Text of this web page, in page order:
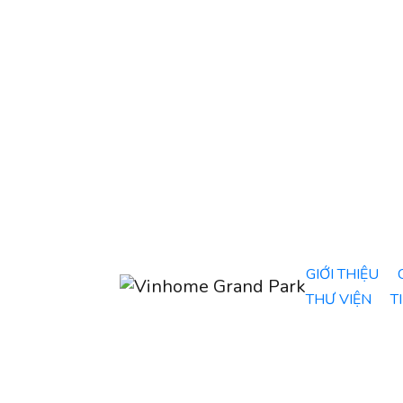
GIỚI THIỆU
THƯ VIỆN